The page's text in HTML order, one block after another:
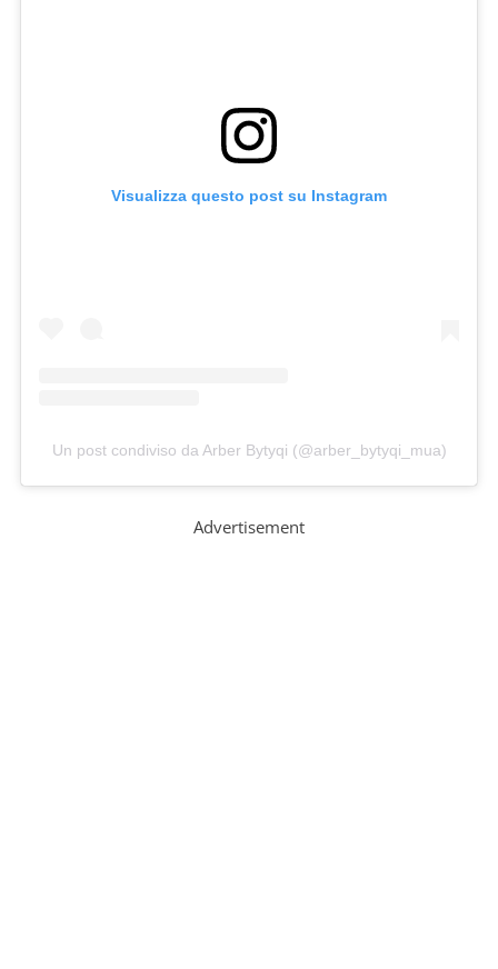
Visualizza questo post su Instagram
Un post condiviso da Arber Bytyqi (@arber_bytyqi_mua)
Advertisement